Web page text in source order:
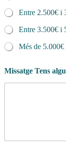
Entre 2.500€ i
Entre 3.500€ i
Més de 5.000€
Missatge Tens